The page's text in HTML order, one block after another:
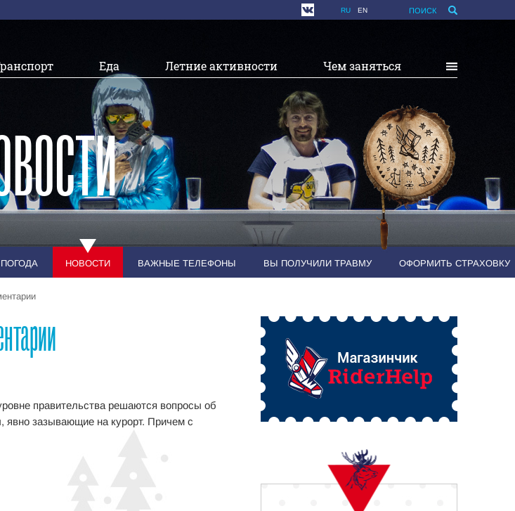
RU EN ПОИСК
Еда Летние активности Чем заняться
ПОГОДА НОВОСТИ ВАЖНЫЕ ТЕЛЕФОНЫ ВЫ ПОЛУЧИЛИ ТРАВМУ ОФОРМИТЬ СТРАХОВКУ
правительства решаются вопросы об
зазывающие на курорт. Причем с